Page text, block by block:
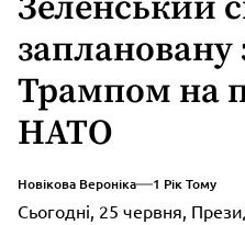
Зеленський
заплановану
Трампом на
НАТО
Новікова Вероніка 1 Рік Тому
Сьогодні, 25 червня,